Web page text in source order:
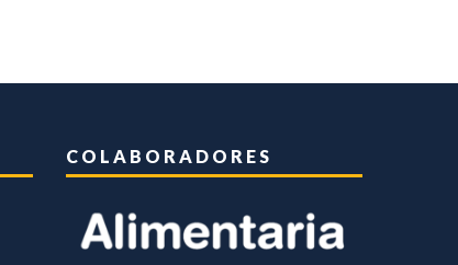
COLABORADORES